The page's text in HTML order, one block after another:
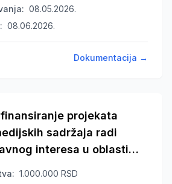
: 08.05.2026.
: 08.06.2026.
Dokumentacija →
projekata
sadržaja radi
interesa u oblasti
na teritoriji Preševa
: 1.000.000 RSD